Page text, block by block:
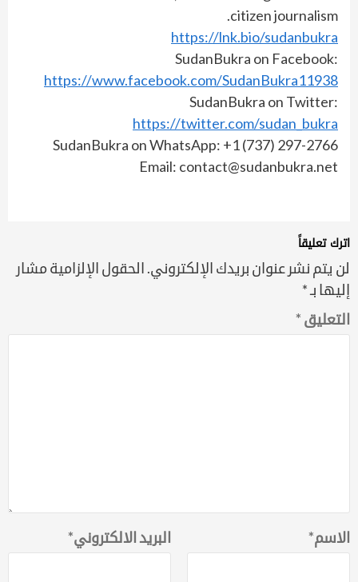
citizen journalism.
https://lnk.bio/sudanbukra
SudanBukra on Facebook:
https://www.facebook.com/SudanBukra11938
SudanBukra on Twitter:
https://twitter.com/sudan_bukra
SudanBukra on WhatsApp: +1 (737) 297-2766
Email: contact@sudanbukra.net
اترك تعليقاً
لن يتم نشر عنوان بريدك الإلكتروني. الحقول الإلزامية مشار
إليها بـ*
التعليق *
الاسم* البريد الالكتروني*